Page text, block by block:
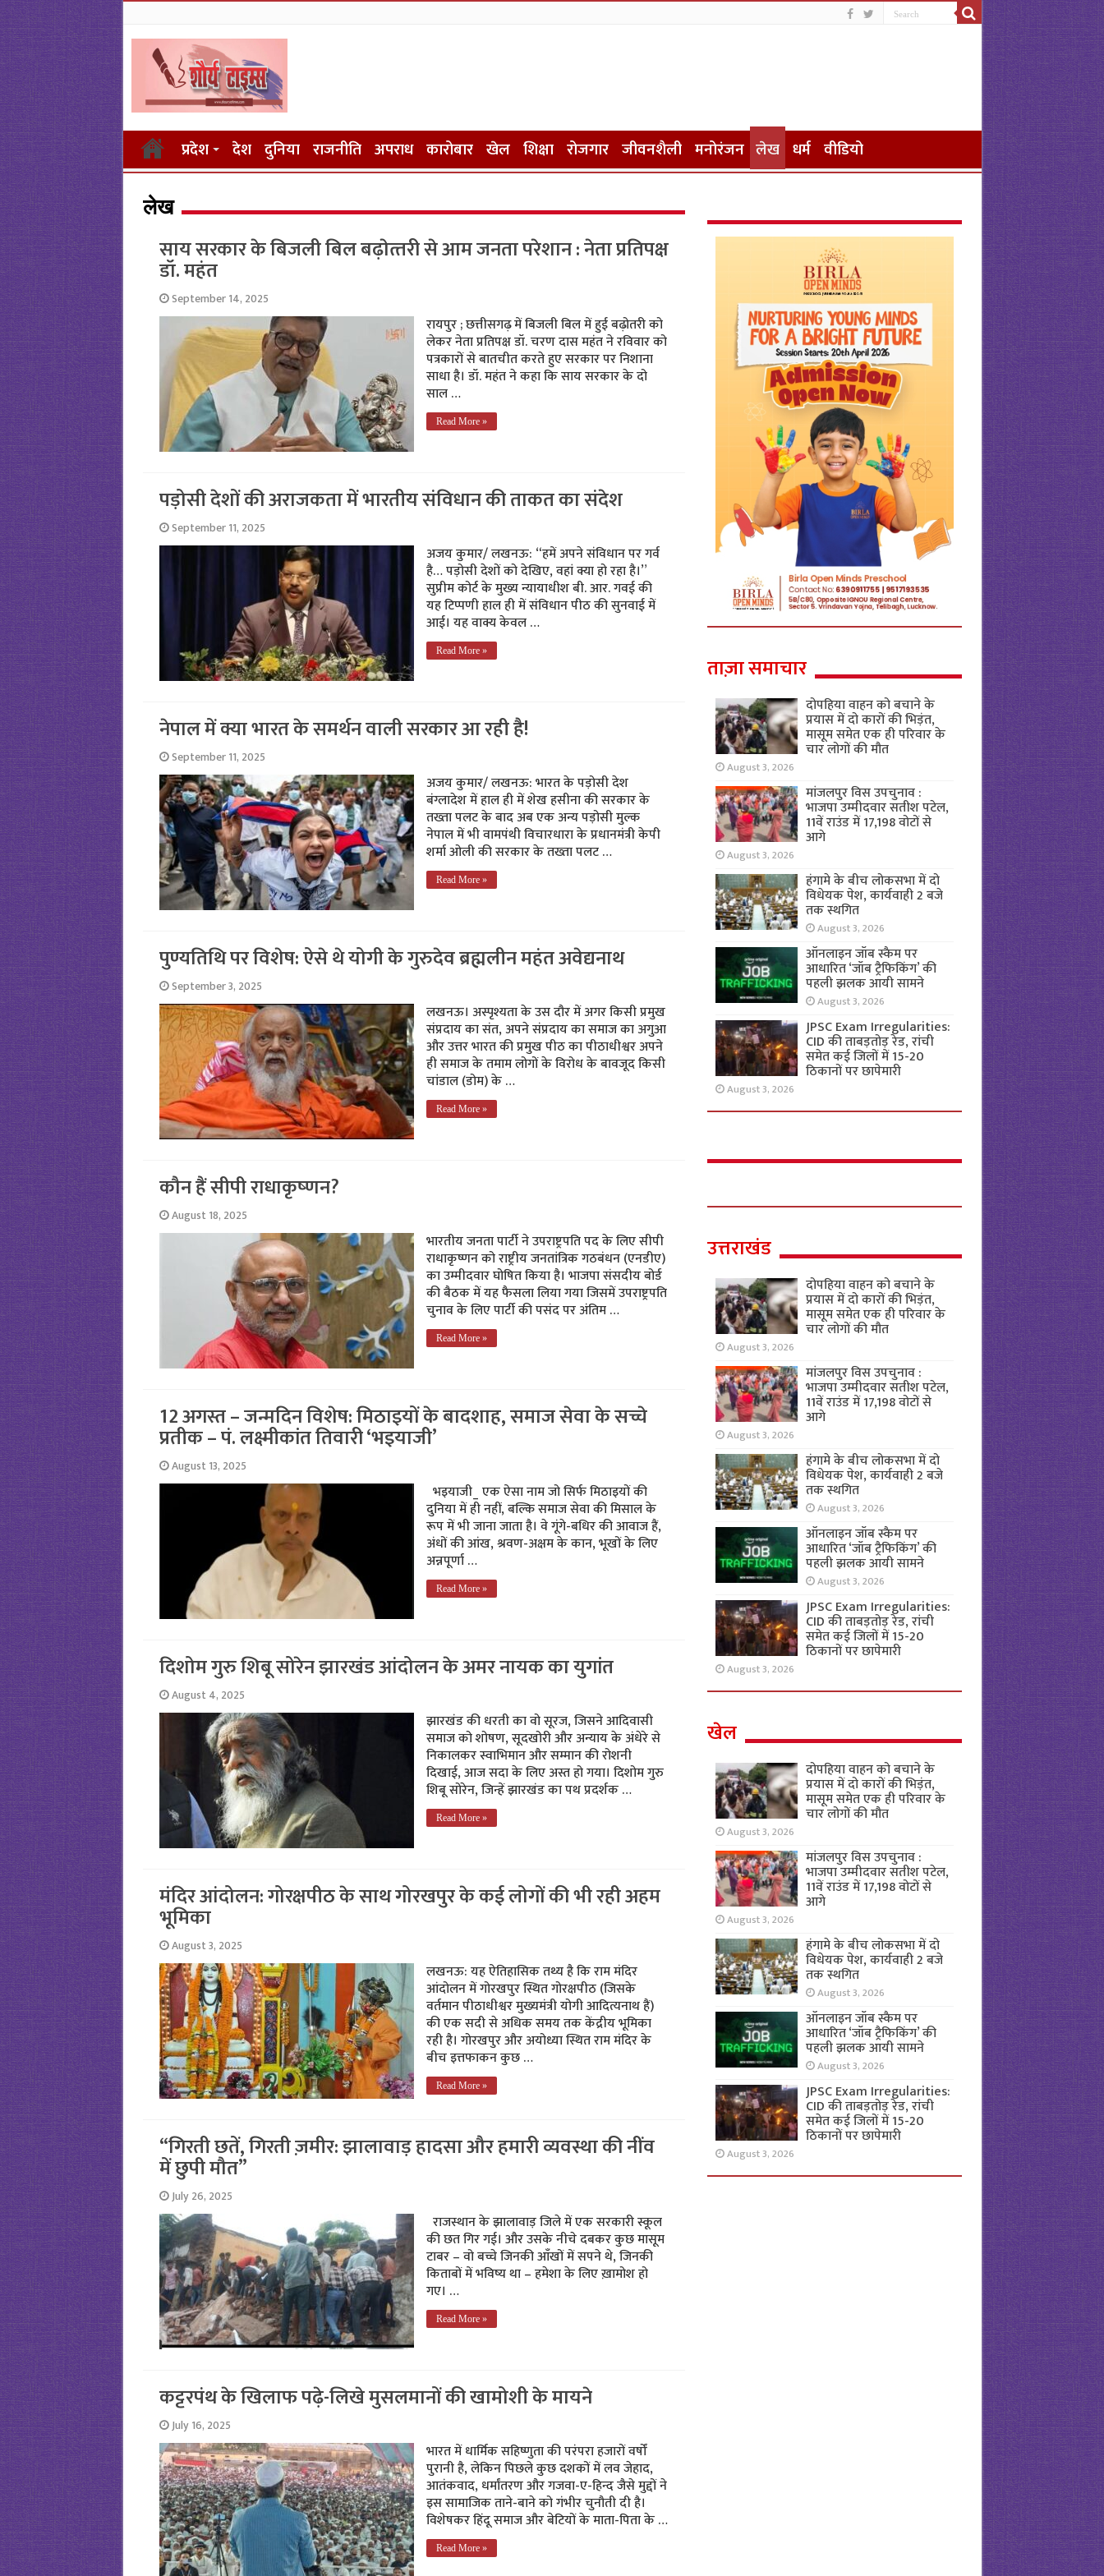
प्रदेश देश दुनिया राजनीति अपराध कारोबार खेल शिक्षा रोजगार जीवनशैली मनोरंजन लेख धर्म वीडियो
लेख
साय सरकार के ब‍िजली ब‍िल बढ़ाेत्‍तरी से आम जनता परेशान : नेता प्रतिपक्ष
डॉ. महंत
September 14, 2025
रायपुर ; छत्तीसगढ़ में बिजली बिल में हुई बढ़ोतरी को
लेकर नेता प्रतिपक्ष डॉ. चरण दास महंत ने रव‍िवार को
पत्रकारों से बातचीत करते हुए सरकार पर निशाना
साधा है। डॉ. महंत ने कहा कि साय सरकार के दो
साल …
Read More »
पड़ोसी देशों की अराजकता में भारतीय संविधान की ताकत का संदेश
September 11, 2025
अजय कुमार/ लखनऊ: “हमें अपने संविधान पर गर्व
है… पड़ोसी देशों को देखिए, वहां क्या हो रहा है।”
सुप्रीम कोर्ट के मुख्य न्यायाधीश बी. आर. गवई की
यह टिप्पणी हाल ही में संविधान पीठ की सुनवाई में
आई। यह वाक्य केवल …
Read More »
नेपाल में क्या भारत के समर्थन वाली सरकार आ रही है!
September 11, 2025
अजय कुमार/ लखनऊ: भारत के पड़ोसी देश
बंग्लादेश में हाल ही में शेख हसीना की सरकार के
तख्ता पलट के बाद अब एक अन्य पड़ोसी मुल्क
नेपाल में भी वामपंथी विचारधारा के प्रधानमंत्री केपी
शर्मा ओली की सरकार के तख्ता पलट …
Read More »
पुण्यतिथि पर विशेष: ऐसे थे योगी के गुरुदेव ब्रह्मलीन महंत अवेद्यनाथ
September 3, 2025
लखनऊ। अस्पृश्यता के उस दौर में अगर किसी प्रमुख
संप्रदाय का संत, अपने संप्रदाय का समाज का अगुआ
और उत्तर भारत की प्रमुख पीठ का पीठाधीश्वर अपने
ही समाज के तमाम लोगों के विरोध के बावजूद किसी
चांडाल (डोम) के …
Read More »
कौन हैं सीपी राधाकृष्‍णन?
August 18, 2025
भारतीय जनता पार्टी ने उपराष्ट्रपति पद के लिए सीपी
राधाकृष्णन को राष्ट्रीय जनतांत्रिक गठबंधन (एनडीए)
का उम्मीदवार घोषित किया है। भाजपा संसदीय बोर्ड
की बैठक में यह फैसला लिया गया जिसमें उपराष्ट्रपति
चुनाव के लिए पार्टी की पसंद पर अंतिम …
Read More »
12 अगस्त – जन्मदिन विशेष: मिठाइयों के बादशाह, समाज सेवा के सच्चे
प्रतीक – पं. लक्ष्मीकांत तिवारी ‘भइयाजी’
August 13, 2025
भइयाजी_ एक ऐसा नाम जो सिर्फ मिठाइयों की
दुनिया में ही नहीं, बल्कि समाज सेवा की मिसाल के
रूप में भी जाना जाता है। वे गूंगे-बधिर की आवाज हैं,
अंधों की आंख, श्रवण-अक्षम के कान, भूखों के लिए
अन्नपूर्णा …
Read More »
दिशोम गुरु शिबू सोरेन झारखंड आंदोलन के अमर नायक का युगांत
August 4, 2025
झारखंड की धरती का वो सूरज, जिसने आदिवासी
समाज को शोषण, सूदखोरी और अन्याय के अंधेरे से
निकालकर स्वाभिमान और सम्मान की रोशनी
दिखाई, आज सदा के लिए अस्त हो गया। दिशोम गुरु
शिबू सोरेन, जिन्हें झारखंड का पथ प्रदर्शक …
Read More »
मंदिर आंदोलन: गोरक्षपीठ के साथ गोरखपुर के कई लोगों की भी रही अहम
भूमिका
August 3, 2025
लखनऊ: यह ऐतिहासिक तथ्य है कि राम मंदिर
आंदोलन में गोरखपुर स्थित गोरक्षपीठ (जिसके
वर्तमान पीठाधीश्वर मुख्यमंत्री योगी आदित्यनाथ हैं)
की एक सदी से अधिक समय तक केंद्रीय भूमिका
रही है। गोरखपुर और अयोध्या स्थित राम मंदिर के
बीच इत्तफाकन कुछ …
Read More »
“गिरती छतें, गिरती ज़मीर: झालावाड़ हादसा और हमारी व्यवस्था की नींव
में छुपी मौत”
July 26, 2025
राजस्थान के झालावाड़ जिले में एक सरकारी स्कूल
की छत गिर गई। और उसके नीचे दबकर कुछ मासूम
टाबर – वो बच्चे जिनकी आँखों में सपने थे, जिनकी
किताबों में भविष्य था – हमेशा के लिए ख़ामोश हो
गए। …
Read More »
कट्टरपंथ के खिलाफ पढ़े-लिखे मुसलमानों की खामोशी के मायने
July 16, 2025
भारत में धार्मिक सहिष्णुता की परंपरा हजारों वर्षों
पुरानी है, लेकिन पिछले कुछ दशकों में लव जेहाद,
आतंकवाद, धर्मांतरण और गजवा-ए-हिन्द जैसे मुद्दों ने
इस सामाजिक ताने-बाने को गंभीर चुनौती दी है।
विशेषकर हिंदू समाज और बेटियों के माता-पिता के …
Read More »
ताज़ा समाचार
दोपहिया वाहन को बचाने के
प्रयास में दो कारों की भिड़ंत,
मासूम समेत एक ही परिवार के
चार लोगों की मौत
August 3, 2026
मांजलपुर विस उपचुनाव :
भाजपा उम्मीदवार सतीश पटेल,
11वें राउंड में 17,198 वोटों से
आगे
August 3, 2026
हंगामे के बीच लोकसभा में दो
विधेयक पेश, कार्यवाही 2 बजे
तक स्थगित
August 3, 2026
ऑनलाइन जॉब स्कैम पर
आधारित ‘जॉब ट्रैफिकिंग’ की
पहली झलक आयी सामने
August 3, 2026
JPSC Exam Irregularities:
CID की ताबड़तोड़ रेड, रांची
समेत कई जिलों में 15-20
ठिकानों पर छापेमारी
August 3, 2026
उत्तराखंड
दोपहिया वाहन को बचाने के
प्रयास में दो कारों की भिड़ंत,
मासूम समेत एक ही परिवार के
चार लोगों की मौत
August 3, 2026
मांजलपुर विस उपचुनाव :
भाजपा उम्मीदवार सतीश पटेल,
11वें राउंड में 17,198 वोटों से
आगे
August 3, 2026
हंगामे के बीच लोकसभा में दो
विधेयक पेश, कार्यवाही 2 बजे
तक स्थगित
August 3, 2026
ऑनलाइन जॉब स्कैम पर
आधारित ‘जॉब ट्रैफिकिंग’ की
पहली झलक आयी सामने
August 3, 2026
JPSC Exam Irregularities:
CID की ताबड़तोड़ रेड, रांची
समेत कई जिलों में 15-20
ठिकानों पर छापेमारी
August 3, 2026
खेल
दोपहिया वाहन को बचाने के
प्रयास में दो कारों की भिड़ंत,
मासूम समेत एक ही परिवार के
चार लोगों की मौत
August 3, 2026
मांजलपुर विस उपचुनाव :
भाजपा उम्मीदवार सतीश पटेल,
11वें राउंड में 17,198 वोटों से
आगे
August 3, 2026
हंगामे के बीच लोकसभा में दो
विधेयक पेश, कार्यवाही 2 बजे
तक स्थगित
August 3, 2026
ऑनलाइन जॉब स्कैम पर
आधारित ‘जॉब ट्रैफिकिंग’ की
पहली झलक आयी सामने
August 3, 2026
JPSC Exam Irregularities:
CID की ताबड़तोड़ रेड, रांची
समेत कई जिलों में 15-20
ठिकानों पर छापेमारी
August 3, 2026